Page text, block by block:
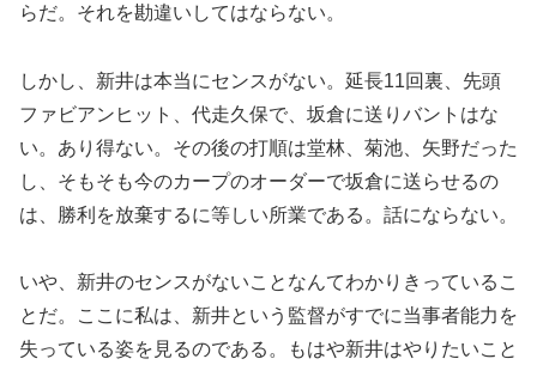
らだ。それを勘違いしてはならない。
しかし、新井は本当にセンスがない。延長11回裏、先頭
ファビアンヒット、代走久保で、坂倉に送りバントはな
い。あり得ない。その後の打順は堂林、菊池、矢野だった
し、そもそも今のカープのオーダーで坂倉に送らせるの
は、勝利を放棄するに等しい所業である。話にならない。
いや、新井のセンスがないことなんてわかりきっているこ
とだ。ここに私は、新井という監督がすでに当事者能力を
失っている姿を見るのである。もはや新井はやりたいこと